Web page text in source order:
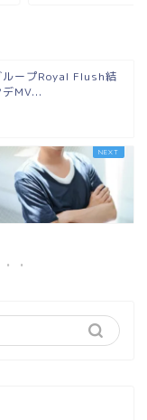
ループRoyal Flush結
MV...